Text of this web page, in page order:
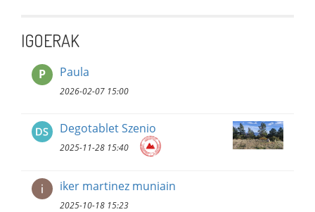
IGOERAK
P Paula
2026-02-07 15:00
Degotablet Szenio
2025-11-28 15:40
iker martinez muniain
2025-10-18 15:23